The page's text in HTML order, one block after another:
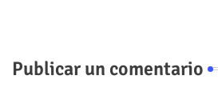
Publicar un comentario